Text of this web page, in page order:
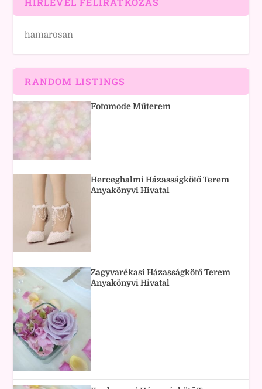
hamarosan
RANDOM LISTINGS
Fotomode Műterem
Herceghalmi Házasságkötő Terem
Anyakönyvi Hivatal
Zagyvarékasi Házasságkötő Terem
Anyakönyvi Hivatal